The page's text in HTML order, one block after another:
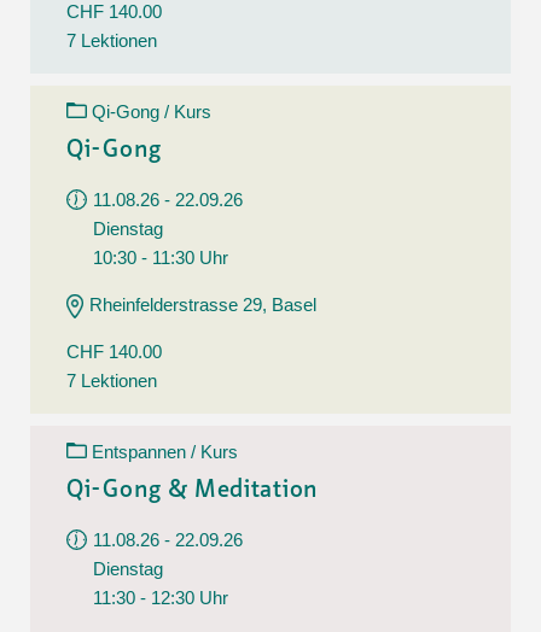
CHF 140.00
7 Lektionen
Qi-Gong / Kurs
Qi-Gong
11.08.26 - 22.09.26
Dienstag
10:30 - 11:30 Uhr
Rheinfelderstrasse 29, Basel
CHF 140.00
7 Lektionen
Entspannen / Kurs
Qi-Gong & Meditation
11.08.26 - 22.09.26
Dienstag
11:30 - 12:30 Uhr